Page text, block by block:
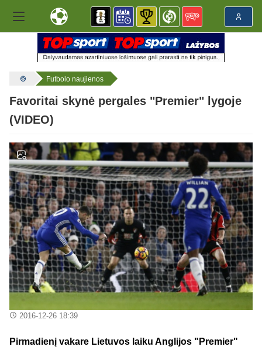
Futbolo naujienos
Favoritai skynė pergales "Premier" lygoje
(VIDEO)
2016-12-26 18:39
Pirmadienį vakare Lietuvos laiku Anglijos "Premier"